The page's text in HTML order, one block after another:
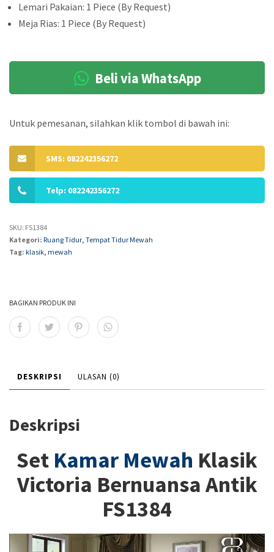
Lemari Pakaian: 1 Piece (By Request)
Meja Rias: 1 Piece (By Request)
Beli via WhatsApp
Untuk pemesanan, silahkan klik tombol di bawah ini:
SMS: 082242356272
Telp: 082242356272
SKU: FS1384
Kategori: Ruang Tidur, Tempat Tidur Mewah
Tag: klasik, mewah
BAGIKAN PRODUK INI
DESKRIPSI ULASAN (0)
Deskripsi
Set Kamar Mewah Klasik
Victoria Bernuansa Antik
FS1384